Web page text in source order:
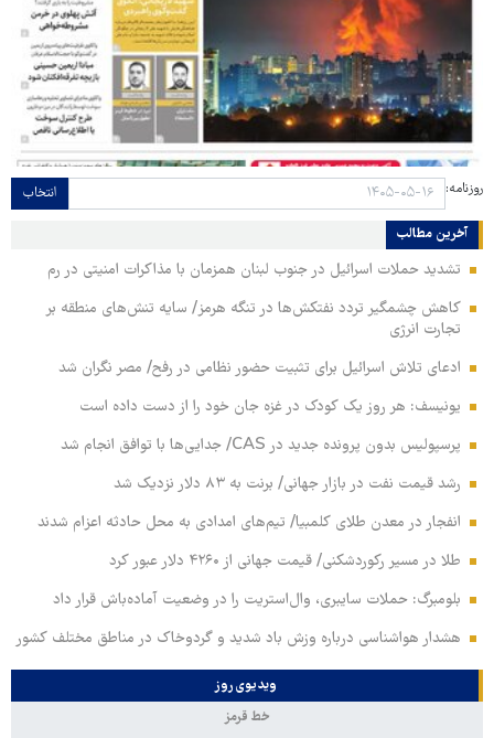
روزنامه: انتخاب
آخرین مطالب
تشدید حملات اسرائیل در جنوب لبنان همزمان با مذاکرات امنیتی در رم
کاهش چشمگیر تردد نفتکش‌ها در تنگه هرمز/ سایه تنش‌های منطقه بر
تجارت انرژی
ادعای تلاش اسرائیل برای تثبیت حضور نظامی در رفح/ مصر نگران شد
یونیسف: هر روز یک کودک در غزه جان خود را از دست داده است
پرسپولیس بدون پرونده جدید در CAS/ جدایی‌ها با توافق انجام شد
رشد قیمت نفت در بازار جهانی/ برنت به ۸۳ دلار نزدیک شد
انفجار در معدن طلای کلمبیا/ تیم‌های امدادی به محل حادثه اعزام شدند
طلا در مسیر رکوردشکنی/ قیمت جهانی از ۴۲۶۰ دلار عبور کرد
بلومبرگ: حملات سایبری، وال‌استریت را در وضعیت آماده‌باش قرار داد
هشدار هواشناسی درباره وزش باد شدید و گردوخاک در مناطق مختلف کشور
ویدیوی روز
خط قرمز